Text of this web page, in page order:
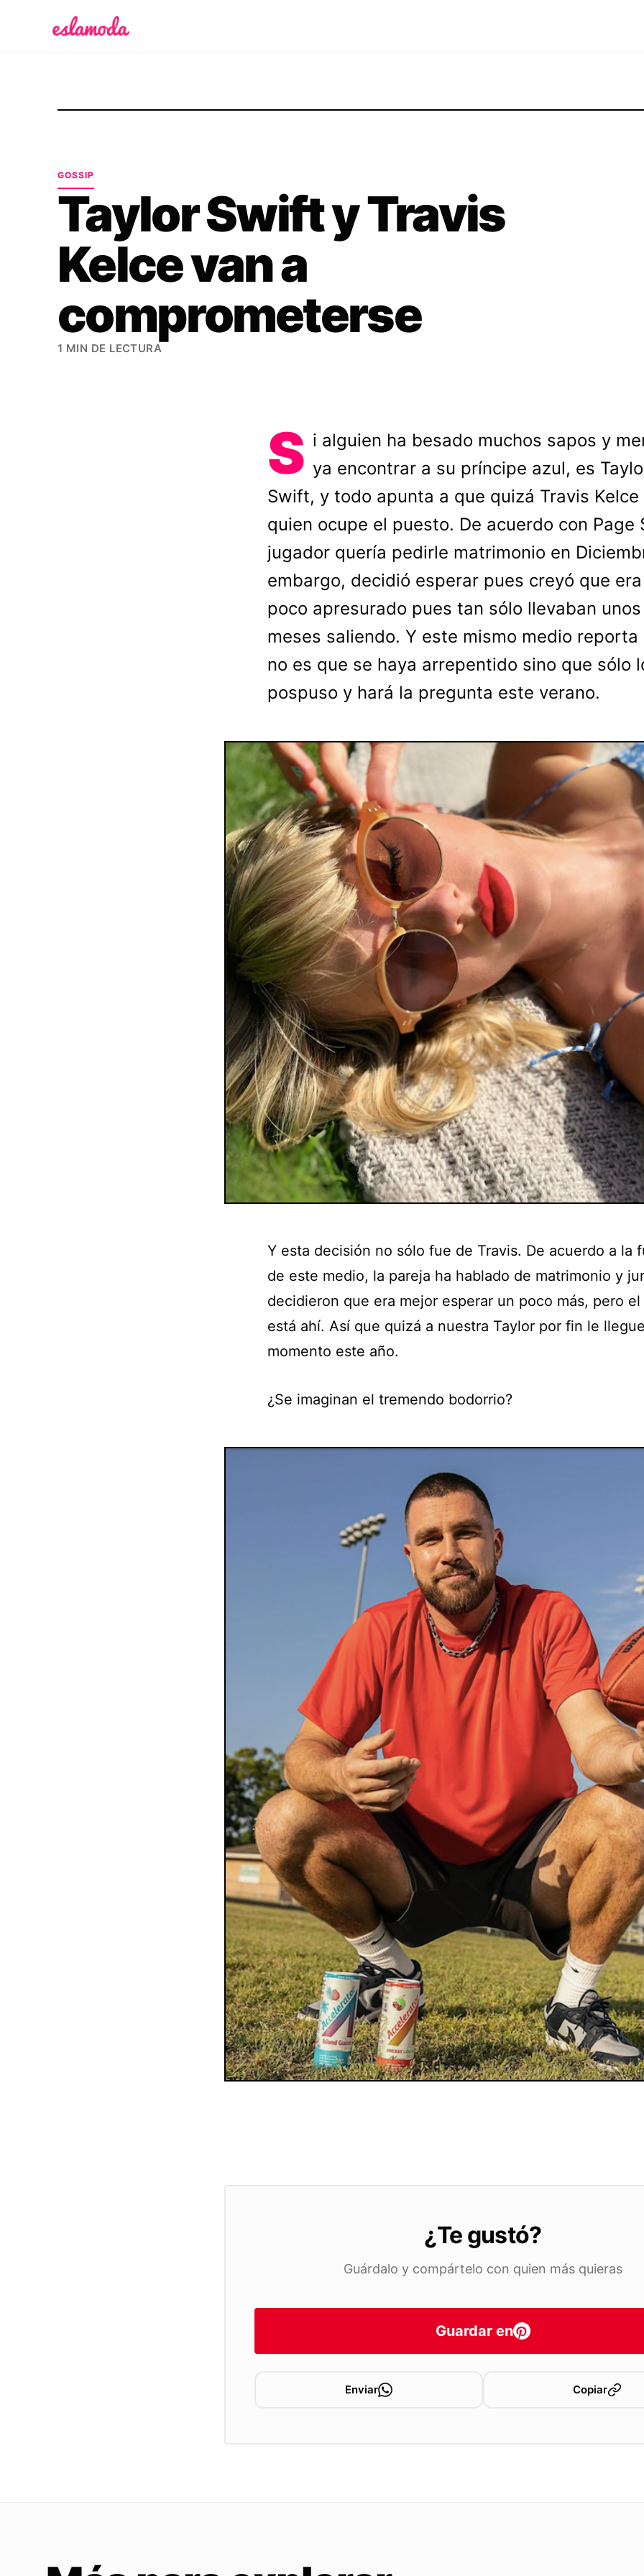
GOSSIP
Taylor Swift y Travis
Kelce van a
comprometerse
1 MIN DE LECTURA
S i alguien ha besado muchos sapos y
ya encontrar a su príncipe azul, es
Swift, y todo apunta a que quizá Travis Kelce
quien ocupe el puesto. De acuerdo con Page
jugador quería pedirle matrimonio en
embargo, decidió esperar pues creyó que
poco apresurado pues tan sólo llevaban unos
meses saliendo. Y este mismo medio reporta
no es que se haya arrepentido sino que sólo
pospuso y hará la pregunta este verano.
Y esta decisión no sólo fue de Travis. De acuerdo a la
de este medio, la pareja ha hablado de matrimonio y
decidieron que era mejor esperar un poco más, pero el
está ahí. Así que quizá a nuestra Taylor por fin le
momento este año.
¿Se imaginan el tremendo bodorrio?
¿Te gustó?
Guárdalo y compártelo con quien más quieras
Guardar en
Enviar Copiar